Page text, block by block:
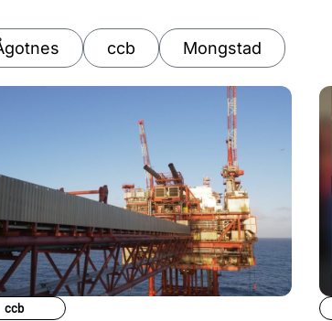
ccb Mongstad
ccb